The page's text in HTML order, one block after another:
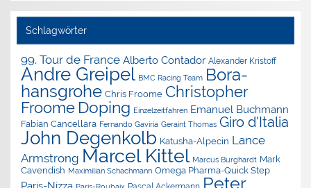
Schlagwörter
99. Tour de France Alberto Contador Alexander Kristoff
Andre Greipel BMC Racing Team Bora-
hansgrohe Chris Froome Christopher
Froome Doping Einzelzeitfahren Emanuel Buchmann
Fabian Cancellara Fernando Gaviria Geraint Thomas Giro d'Italia
John Degenkolb Katusha-Alpecin Lance
Armstrong Marcel Kittel Marcus Burghardt Mark
Cavendish Maximilian Schachmann Omega Pharma-Quick Step
Paris-Nizza Peter